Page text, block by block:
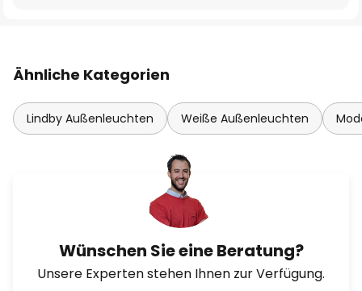
Ähnliche Kategorien
Lindby Außenleuchten Weiße Außenleuchten
Wünschen Sie eine Beratung?
Unsere Experten stehen Ihnen zur Verfügung.